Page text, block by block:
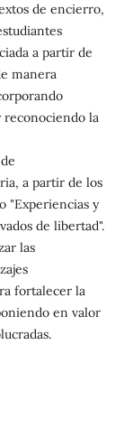
de encierro,
a partir de
manera
reconociendo la
a partir de los
"Experiencias y
de libertad".
las
fortalecer la
en valor